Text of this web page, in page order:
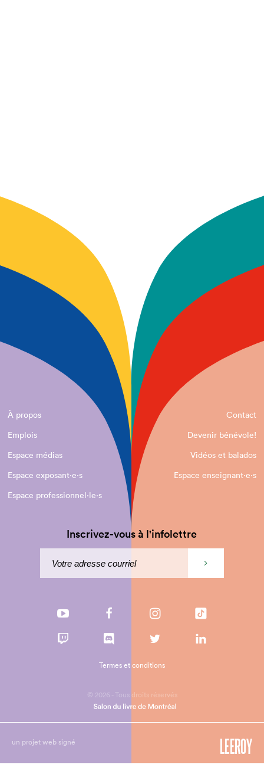
À propos
Contact
Emplois
Devenir bénévole!
Espace médias
Vidéos et balados
Espace exposant·e⋅s
Espace enseignant·e⋅s
Espace professionnel·le⋅s
Inscrivez-vous à l'infolettre
© 2026 - Tous droits réservés
Termes et conditions
un projet web signé